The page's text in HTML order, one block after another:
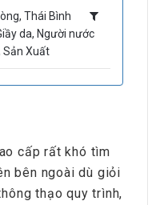
Thái Bình
da, Người nước
Sản Xuất
cấp rất khó tìm
bên ngoài dù giỏi
thạo quy trình,